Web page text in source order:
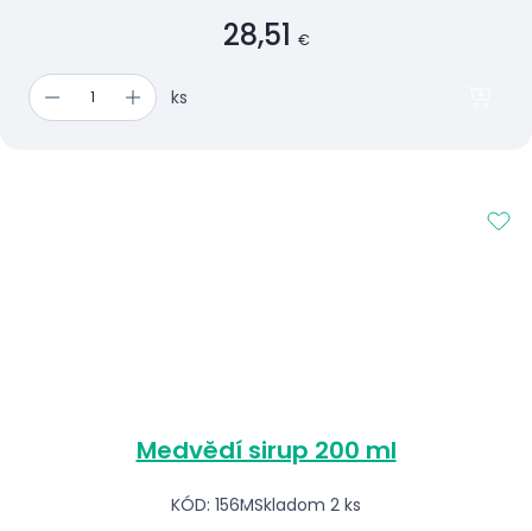
28,51 €
ks
Medvědí sirup 200 ml
KÓD: 156MSkladom 2 ks